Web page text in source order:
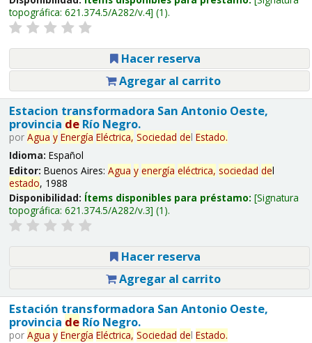
topográfica: 621.374.5/A282/v.4 (1).
Hacer reserva
Agregar al carrito
Estacion transformadora San Antonio Oeste,
provincia deRío Negro.
por Agua y Energía Eléctrica, Sociedad del Estado.
Idioma: Español
Editor: Buenos Aires: Agua y energía eléctrica, sociedad del
estado, 1988
Disponibilidad: Ítems disponibles para préstamo: Signatura
topográfica: 621.374.5/A282/v.3 (1).
Hacer reserva
Agregar al carrito
Estación transformadora San Antonio Oeste,
provincia deRío Negro.
por Agua y Energía Eléctrica, Sociedad del Estado.